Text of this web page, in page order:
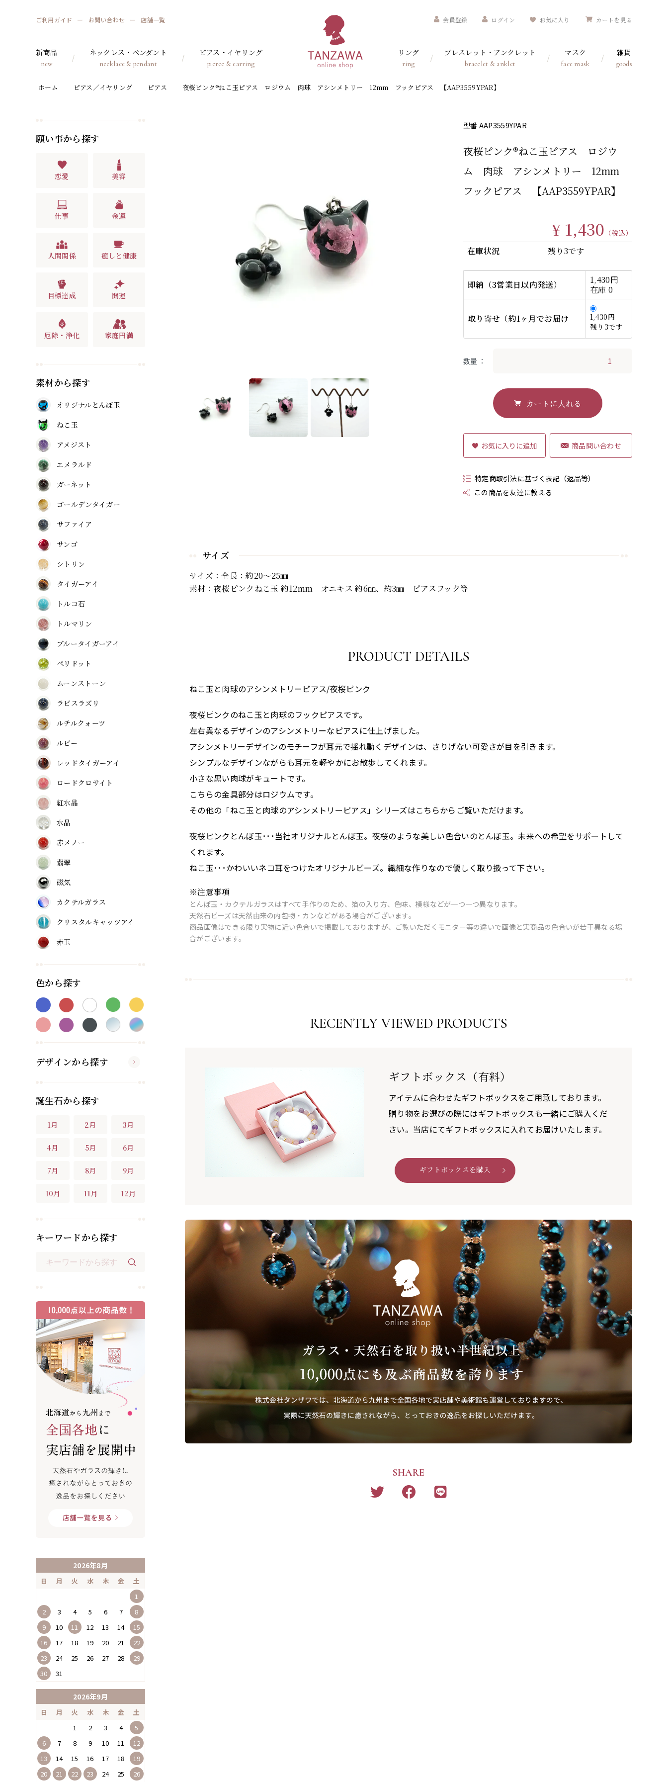
ご利用ガイド お問い合わせ 店舗一覧 会員登録 ログイン お気に入り カートを見る
新商品
new
ネックレス・ペンダント
necklace & pendant
ピアス・イヤリング
pierce & earring
リング
ring
ブレスレット・アンクレット
bracelet & anklet
マスク
face mask
雑貨
goods
ホーム ピアス／イヤリング ピアス 夜桜ピンク®ねこ玉ピアス ロジウム 肉球 アシンメトリー 12mm フックピアス 【AAP3559YPAR】
型番 AAP3559YPAR
夜桜ピンク®ねこ玉ピアス ロジウ
ム 肉球 アシンメトリー 12mm
フックピアス 【AAP3559YPAR】
¥ 1,430 （税込）
在庫状況 残り3です
即納（3営業日以内発送）
1,430円
在庫 0
取り寄せ（約1ヶ月でお届け
1,430円
残り3です
数量
カートに入れる
商品問い合わせ
特定商取引法に基づく表記（返品等）
この商品を友達に教える
サイズ
サイズ：全長：約20～25㎜
素材：夜桜ピンクねこ玉 約12mm オニキス 約6㎜、約3㎜ ピアスフック等
PRODUCT DETAILS
ねこ玉と肉球のアシンメトリーピアス/夜桜ピンク
夜桜ピンクのねこ玉と肉球のフックピアスです。
左右異なるデザインのアシンメトリーなピアスに仕上げました。
アシンメトリーデザインのモチーフが耳元で揺れ動くデザインは、さりげない可愛さが目を引きます。
シンプルなデザインながらも耳元を軽やかにお散歩してくれます。
小さな黒い肉球がキュートです。
こちらの金具部分はロジウムです。
その他の「ねこ玉と肉球のアシンメトリーピアス」シリーズはこちらからご覧いただけます。
夜桜ピンクとんぼ玉･･･当社オリジナルとんぼ玉。夜桜のような美しい色合いのとんぼ玉。未来への希望をサポートして
くれます。
ねこ玉･･･かわいいネコ耳をつけたオリジナルビーズ。繊細な作りなので優しく取り扱って下さい。
※注意事項
とんぼ玉・カクテルガラスはすべて手作りのため、箔の入り方、色味、模様などが一つ一つ異なります。
天然石ビーズは天然由来の内包物・カンなどがある場合がございます。
商品画像はできる限り実物に近い色合いで掲載しておりますが、ご覧いただくモニター等の違いで画像と実商品の色合いが若干異なる場
合がございます。
RECENTLY VIEWED PRODUCTS
ギフトボックス（有料）
アイテムに合わせたギフトボックスをご用意しております。
贈り物をお選びの際にはギフトボックスも一緒にご購入くだ
さい。当店にてギフトボックスに入れてお届けいたします。
ギフトボックスを購入
SHARE
願い事から探す
恋愛 美容
仕事 金運
人間関係 癒しと健康
目標達成 開運
厄除・浄化 家庭円満
素材から探す
オリジナルとんぼ玉
ねこ玉
アメジスト
エメラルド
ガーネット
ゴールデンタイガー
サファイア
サンゴ
シトリン
タイガーアイ
トルコ石
トルマリン
ブルータイガーアイ
ペリドット
ムーンストーン
ラピスラズリ
ルチルクォーツ
ルビー
レッドタイガーアイ
ロードクロサイト
紅水晶
水晶
赤メノー
翡翠
磁気
カクテルガラス
クリスタルキャッツアイ
赤玉
色から探す
デザインから探す
誕生石から探す
1月 2月 3月
4月 5月 6月
7月 8月 9月
10月 11月 12月
キーワードから探す
2026年8月
日 月 火 水 木 金
土
1
2
3 4 5 6 7
8
9
10 11 12 13 14
15
16
17 18 19 20 21
22
23
24 25 26 27 28
29
30
31
2026年9月
日 月 火 水 木 金
土
1
2 3 4
5
6
7 8 9 10 11
12
13
14 15 16 17 18
19
20
21 22 23 24 25 26